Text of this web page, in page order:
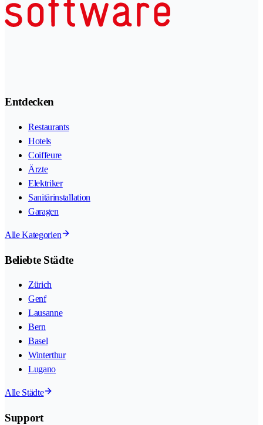
Entdecken
Restaurants
Hotels
Coiffeure
Ärzte
Elektriker
Sanitärinstallation
Garagen
Alle Kategorien
Beliebte Städte
Zürich
Genf
Lausanne
Bern
Basel
Winterthur
Lugano
Alle Städte
Support